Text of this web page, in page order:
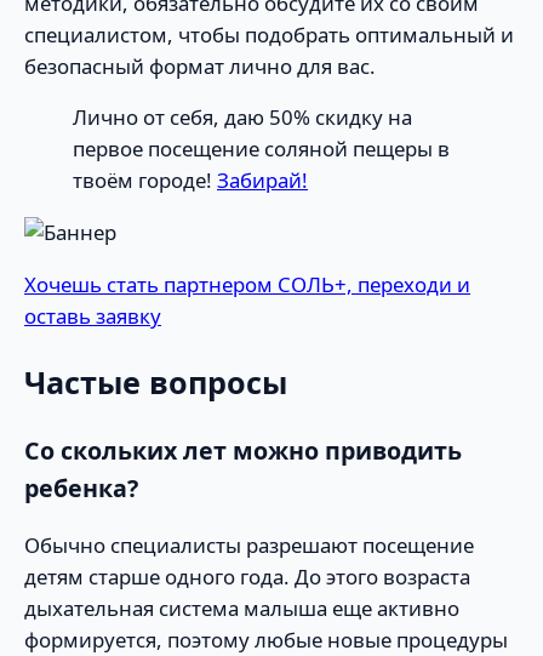
специалистом, чтобы подобрать оптимальный и
безопасный формат лично для вас.
Лично от себя, даю 50% скидку на
первое посещение соляной пещеры в
твоём городе! Забирай!
Хочешь стать партнером СОЛЬ+, переходи и
оставь заявку
Частые вопросы
Со скольких лет можно приводить
ребенка?
Обычно специалисты разрешают посещение
детям старше одного года. До этого возраста
дыхательная система малыша еще активно
формируется, поэтому любые новые процедуры